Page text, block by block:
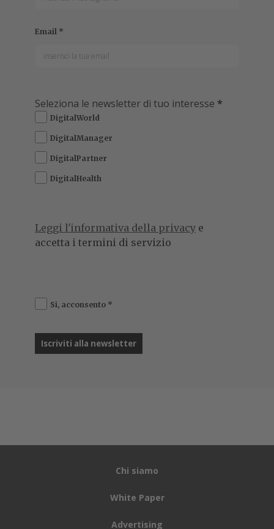
Email *
Seleziona le newsletter di tuo interesse *
DigitalWorld
DigitalManager
DigitalPartner
DigitalHealth
Leggi l'informativa della privacy e
accetta i termini di servizio
Si, acconsento *
Chi siamo
White Paper
Advertising